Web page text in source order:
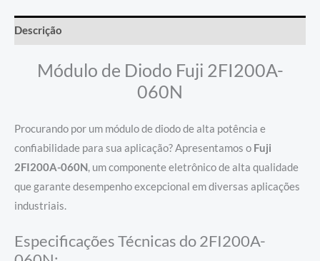
Descrição
Módulo de Diodo Fuji 2FI200A-
060N
Procurando por um módulo de diodo de alta potência e
confiabilidade para sua aplicação? Apresentamos o Fuji
2FI200A-060N, um componente eletrônico de alta qualidade
que garante desempenho excepcional em diversas aplicações
industriais.
Especificações Técnicas do 2FI200A-